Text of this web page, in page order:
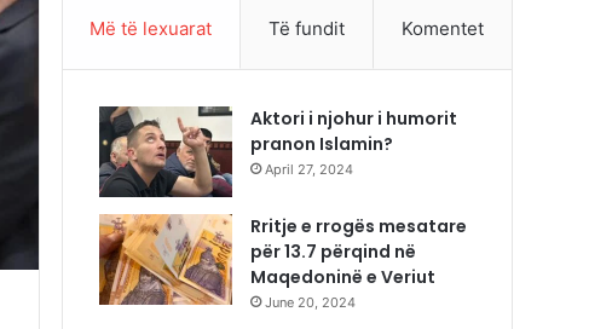
Më të lexuarat Të fundit Komentet
Aktori i njohur i humorit
pranon Islamin?
April 27, 2024
Rritje e rrogës mesatare
për 13.7 përqind në
Maqedoninë e Veriut
June 20, 2024